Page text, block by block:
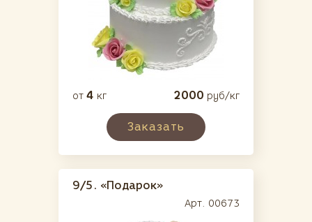
от 4 кг 2000 руб/кг
Заказать
9/5. «Подарок»
Арт. 00673